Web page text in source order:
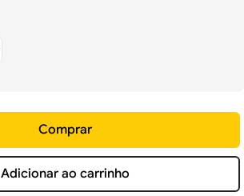
Adicionar ao carrinho
Comprar